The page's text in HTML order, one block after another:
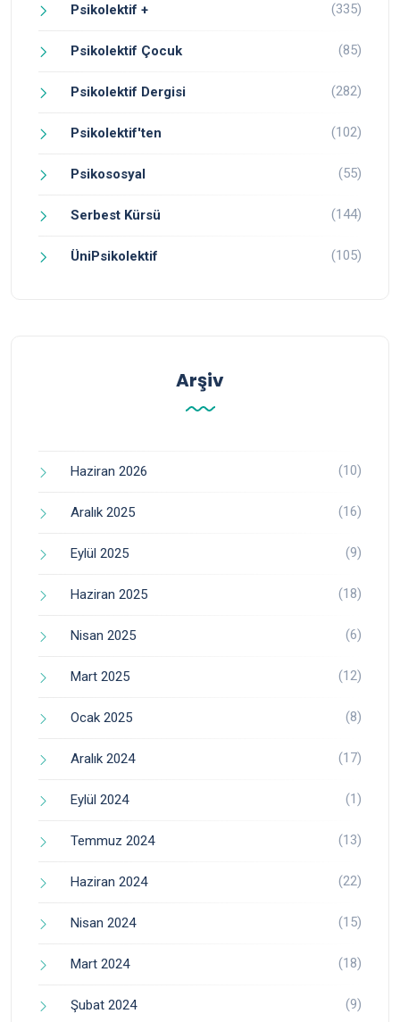
Psikolektif + (335)
Psikolektif Çocuk (85)
Psikolektif Dergisi (282)
Psikolektif'ten (102)
Psikososyal (55)
Serbest Kürsü (144)
ÜniPsikolektif (105)
Arşiv
Haziran 2026 (10)
Aralık 2025 (16)
Eylül 2025 (9)
Haziran 2025 (18)
Nisan 2025 (6)
Mart 2025 (12)
Ocak 2025 (8)
Aralık 2024 (17)
Eylül 2024 (1)
Temmuz 2024 (13)
Haziran 2024 (22)
Nisan 2024 (15)
Mart 2024 (18)
Şubat 2024 (9)